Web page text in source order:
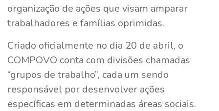
organização de ações que visam amparar
trabalhadores e famílias oprimidas.
Criado oficialmente no dia 20 de abril, o
COMPOVO conta com divisões chamadas
“grupos de trabalho”, cada um sendo
responsável por desenvolver ações
específicas em determinadas áreas sociais.